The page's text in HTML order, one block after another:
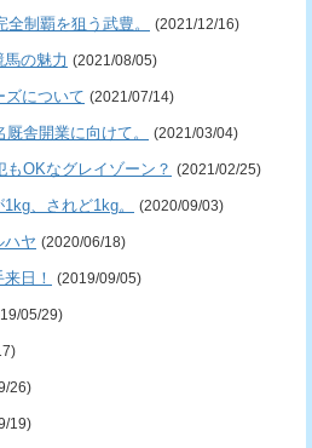
制覇を狙う武豊。 (2021/12/16)
の魅力 (2021/08/05)
ズについて (2021/07/14)
舎開業に向けて。 (2021/03/04)
OKなグレイゾーン？ (2021/02/25)
、されど1kg。 (2020/09/03)
ハヤ (2020/06/18)
日！ (2019/09/05)
05/29)
26)
19)